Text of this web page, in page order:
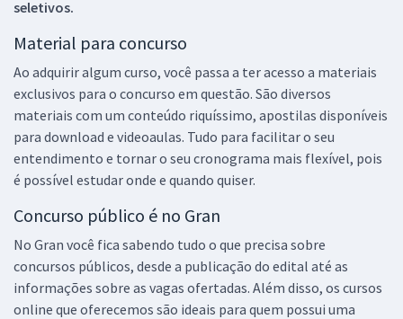
seletivos.
Material para concurso
Ao adquirir algum curso, você passa a ter acesso a materiais
exclusivos para o concurso em questão. São diversos
materiais com um conteúdo riquíssimo, apostilas disponíveis
para download e videoaulas. Tudo para facilitar o seu
entendimento e tornar o seu cronograma mais flexível, pois
é possível estudar onde e quando quiser.
Concurso público é no Gran
No Gran você fica sabendo tudo o que precisa sobre
concursos públicos, desde a publicação do edital até as
informações sobre as vagas ofertadas. Além disso, os cursos
online que oferecemos são ideais para quem possui uma